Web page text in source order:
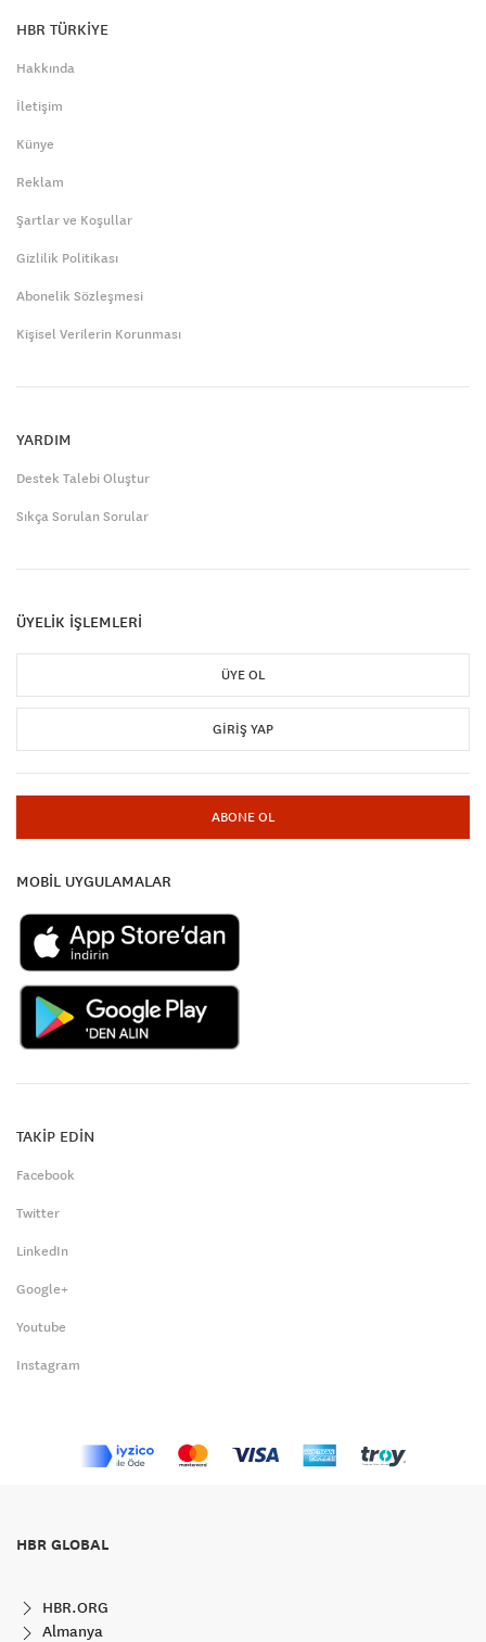
HBR TÜRKİYE
Hakkında
İletişim
Künye
Reklam
Şartlar ve Koşullar
Gizlilik Politikası
Abonelik Sözleşmesi
Kişisel Verilerin Korunması
YARDIM
Destek Talebi Oluştur
Sıkça Sorulan Sorular
ÜYELİK İŞLEMLERİ
ÜYE OL
GIRIŞ YAP
ABONE OL
MOBİL UYGULAMALAR
TAKİP EDİN
Facebook
Twitter
LinkedIn
Google+
Youtube
Instagram
HBR GLOBAL
HBR.ORG
Almanya